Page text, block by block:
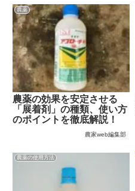
農薬
農薬の効果を安定させる
「展着剤」の種類、使い方
のポイントを徹底解説！
農家web編集部
農薬の使用方法